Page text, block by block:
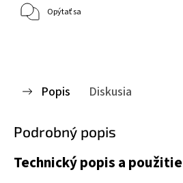
Opýtať sa
Popis Diskusia
Podrobný popis
Technický popis a použitie